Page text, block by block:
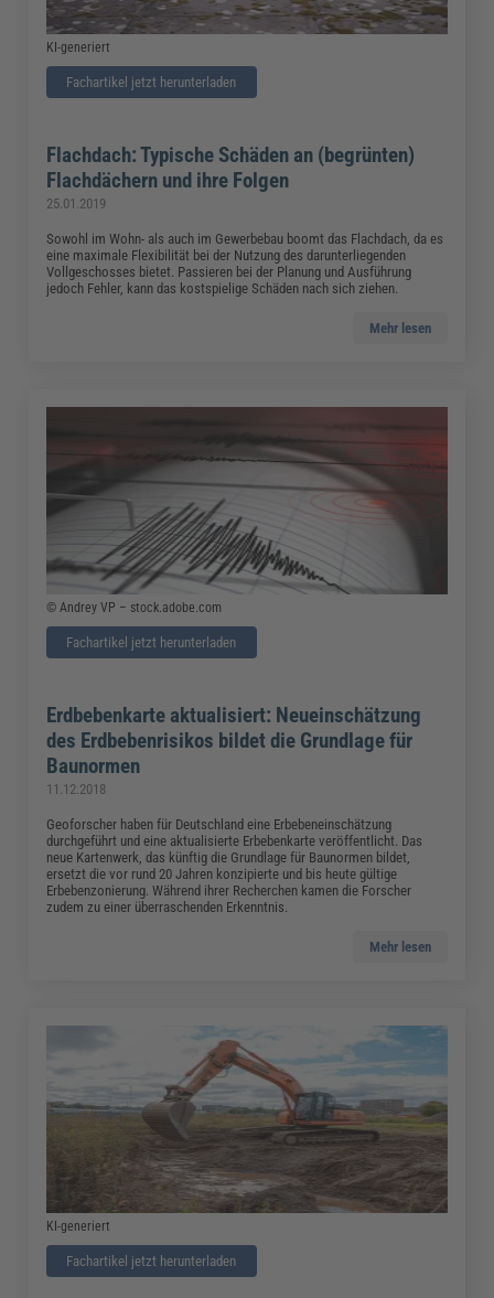
KI-generiert
Fachartikel jetzt herunterladen
Flachdach: Typische Schäden an (begrünten)
Flachdächern und ihre Folgen
25.01.2019
Sowohl im Wohn- als auch im Gewerbebau boomt das Flachdach, da es
eine maximale Flexibilität bei der Nutzung des darunterliegenden
Vollgeschosses bietet. Passieren bei der Planung und Ausführung
jedoch Fehler, kann das kostspielige Schäden nach sich ziehen.
Mehr lesen
© Andrey VP – stock.adobe.com
Fachartikel jetzt herunterladen
Erdbebenkarte aktualisiert: Neueinschätzung
des Erdbebenrisikos bildet die Grundlage für
Baunormen
11.12.2018
Geoforscher haben für Deutschland eine Erbebeneinschätzung
durchgeführt und eine aktualisierte Erbebenkarte veröffentlicht. Das
neue Kartenwerk, das künftig die Grundlage für Baunormen bildet,
ersetzt die vor rund 20 Jahren konzipierte und bis heute gültige
Erbebenzonierung. Während ihrer Recherchen kamen die Forscher
zudem zu einer überraschenden Erkenntnis.
Mehr lesen
KI-generiert
Fachartikel jetzt herunterladen